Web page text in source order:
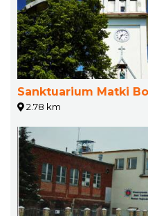
Sanktuarium Matki
2.78 km